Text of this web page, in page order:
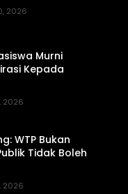
2026
Murni
Kepada
2026
WTP Bukan
Tidak Boleh
2026